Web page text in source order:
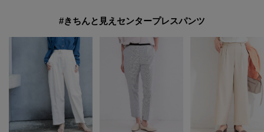
#きちんと見えセンタープレスパンツ